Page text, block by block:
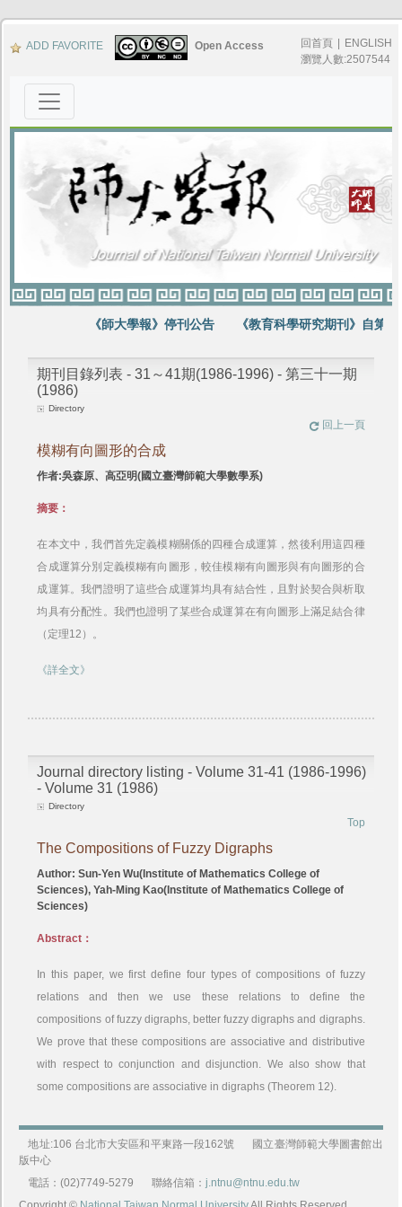
ADD FAVORITE Open Access 回首頁
ENGLISH
瀏覽人數:2507544
《師大學報》停刊公告 《教育科學研究期刊》自第
期刊目錄列表 - 31～41期(1986-1996) - 第三十一期
(1986)
Directory
回上一頁
模糊有向圖形的合成
作者:吳森原、高亞明(國立臺灣師範大學數學系)
摘要：
在本文中，我們首先定義模糊關係的四種合成運算，然後利用這四種
合成運算分別定義模糊有向圖形，較佳模糊有向圖形與有向圖形的合
成運算。我們證明了這些合成運算均具有結合性，且對於契合與析取
均具有分配性。我們也證明了某些合成運算在有向圖形上滿足結合律
（定理12）。
《詳全文》
Journal directory listing - Volume 31-41 (1986-1996)
- Volume 31 (1986)
Directory
Top
The Compositions of Fuzzy Digraphs
Author: Sun-Yen Wu(Institute of Mathematics College of
Sciences), Yah-Ming Kao(Institute of Mathematics College of
Sciences)
Abstract：
In this paper, we first define four types of compositions of fuzzy
relations and then we use these relations to define the
compositions of fuzzy digraphs, better fuzzy digraphs and digraphs.
We prove that these compositions are associative and distributive
with respect to conjunction and disjunction. We also show that
some compositions are associative in digraphs (Theorem 12).
地址:106 台北市大安區和平東路一段162號
國立臺灣師範大學圖書館出
版中心
電話：(02)7749-5279
聯絡信箱：j.ntnu@ntnu.edu.tw